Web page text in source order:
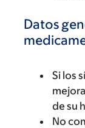
Datos
Si los
de su
No